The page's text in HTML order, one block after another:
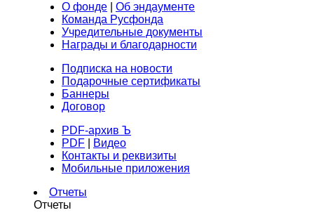
О фонде
Об эндаументе
Команда Русфонда
Учредительные документы
Награды и благодарности
Подписка на новости
Подарочные сертификаты
Баннеры
Договор
PDF-архив Ъ
PDF
Видео
Контакты и реквизиты
Мобильные приложения
Отчеты
Отчеты